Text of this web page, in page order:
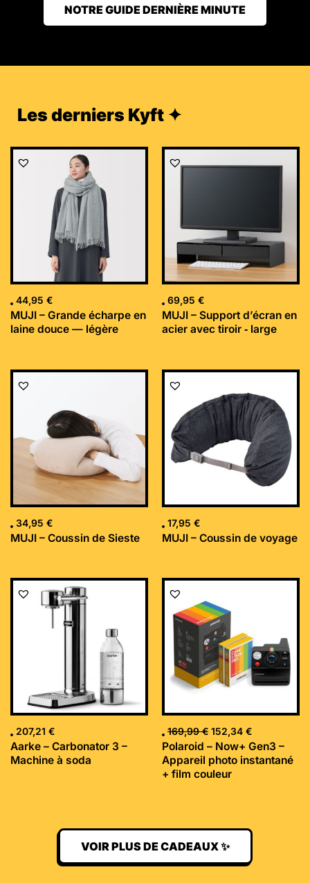
NOTRE GUIDE DERNIÈRE MINUTE
Les derniers Kyft ✦
44,95 €
MUJI – Grande écharpe en
laine douce — légère
69,95 €
MUJI – Support d’écran en
acier avec tiroir ‐ large
34,95 €
MUJI – Coussin de Sieste
17,95 €
MUJI – Coussin de voyage
207,21 €
Aarke – Carbonator 3 –
Machine à soda
169,99€
Le
initial
était :
169,99 €.
152,34 €
Le
Polaroid – Now+ Gen3 –
Appareil photo instantané
+ film couleur
VOIR PLUS DE CADEAUX ✨